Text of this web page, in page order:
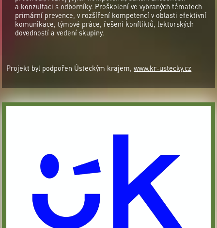
a konzultaci s odborníky. Proškolení ve vybraných tématech
primární prevence, v rozšíření kompetencí v oblasti efektivní
komunikace, týmové práce, řešení konfliktů, lektorských
dovedností a vedení skupiny.
Projekt byl podpořen Ústeckým krajem,www.kr-ustecky.cz